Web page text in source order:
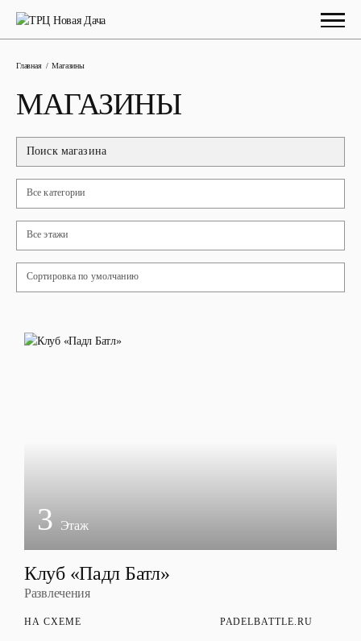
Главная Магазины
МАГАЗИНЫ
Все категории
Все этажи
Сортировка по умолчанию
3 Этаж
Клуб «Падл Батл»
Развлечения
НА СХЕМЕ PADELBATTLE.RU